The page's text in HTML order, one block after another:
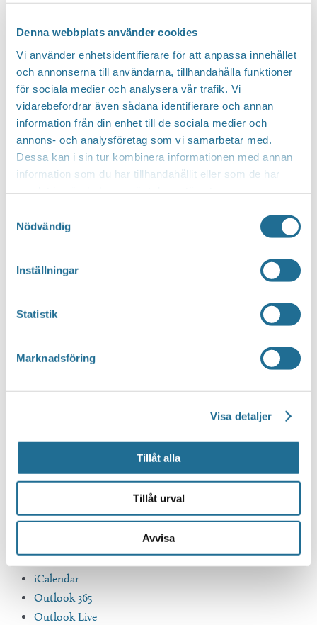
Denna webbplats använder cookies
Vi använder enhetsidentifierare för att anpassa innehållet
och annonserna till användarna, tillhandahålla funktioner
för sociala medier och analysera vår trafik. Vi
vidarebefordrar även sådana identifierare och annan
information från din enhet till de sociala medier och
annons- och analysföretag som vi samarbetar med.
Dessa kan i sin tur kombinera informationen med annan
information som du har tillhandahållit eller som de har
Nödvändig
Inställningar
Statistik
Marknadsföring
Visa detaljer
Tillåt alla
Tillåt urval
Avvisa
Tagga dina vänner och kom om ni törs…
Google Kalender
iCalendar
Outlook 365
Outlook Live